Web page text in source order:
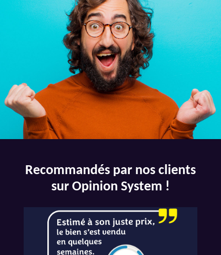
Recommandés par nos clients
sur Opinion System !